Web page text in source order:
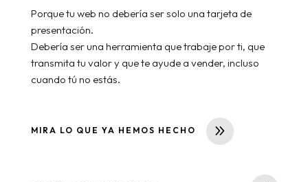
Porque tu web no debería ser solo una tarjeta de
presentación.
Debería ser una herramienta que trabaje por ti, que
transmita tu valor y que te ayude a vender, incluso
cuando tú no estás.
MIRA LO QUE YA HEMOS HECHO